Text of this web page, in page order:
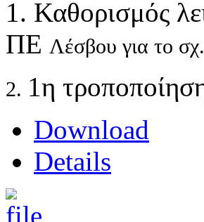
1. Καθορισμός
ΠΕ Λέσβου για το
2. 1η
Download
Details